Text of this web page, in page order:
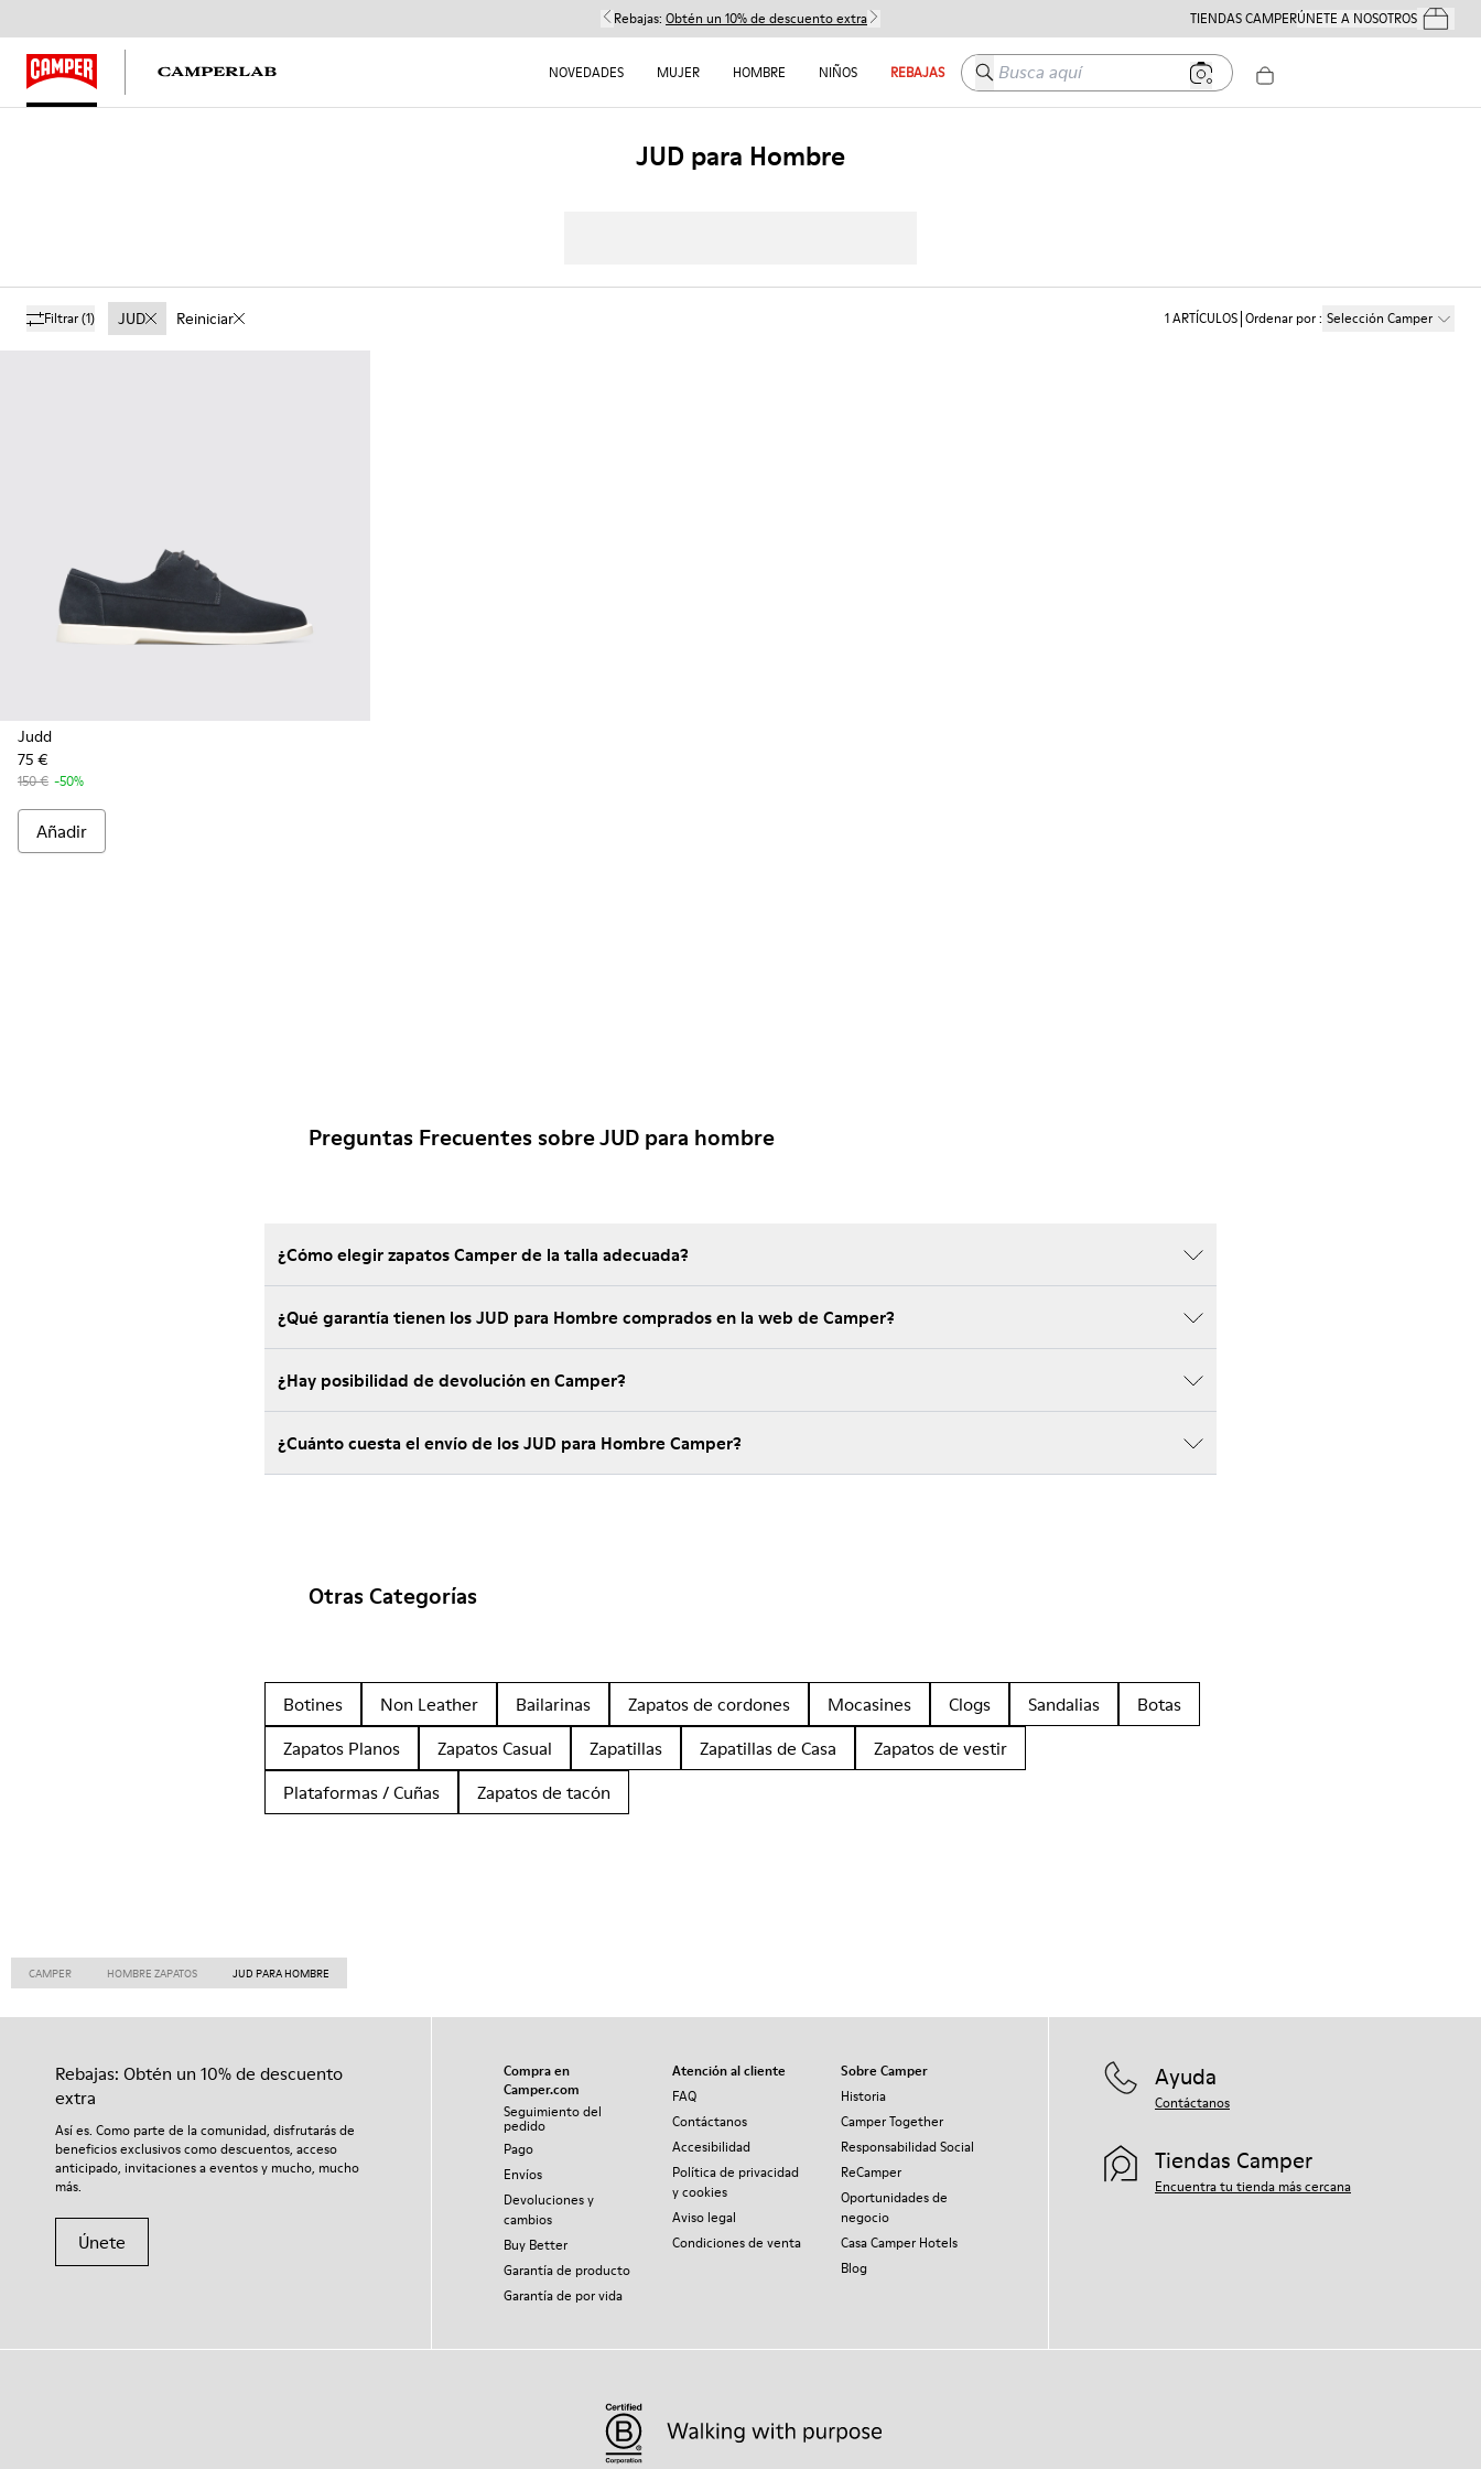
Rebajas: Obtén un 10% de descuento extra TIENDAS CAMPERÚNETE A NOSOTROSTus
NOVEDADES MUJER HOMBRE NIÑOS REBAJAS Busca aquí
JUD para Hombre
Filtrar(1) JUD Reiniciar 1ARTÍCULOS Ordenar por: Selección Camper
Judd
75 €
150 € -50%
Añadir
Preguntas Frecuentes sobre JUD para hombre
¿Cómo elegir zapatos Camper de la talla adecuada?
¿Qué garantía tienen los JUD para Hombre comprados en la web de Camper?
¿Hay posibilidad de devolución en Camper?
¿Cuánto cuesta el envío de los JUD para Hombre Camper?
Otras Categorías
Botines Non Leather Bailarinas Zapatos de cordones Mocasines Clogs Sandalias
Botas
Zapatos Planos
Zapatos Casual Zapatillas Zapatillas de Casa
Zapatos de vestir
Plataformas / Cuñas
Zapatos de tacón
CAMPER HOMBRE ZAPATOS JUD PARA HOMBRE
Rebajas: Obtén un 10% de descuento
extra
Así es. Como parte de la comunidad, disfrutarás de
beneficios exclusivos como descuentos, acceso
anticipado, invitaciones a eventos y mucho, mucho
más.
Únete
Compra en
Camper.com
Seguimiento del
pedido
Pago
Envíos
Devoluciones y
cambios
Buy Better
Garantía de producto
Garantía de por vida
Atención al cliente
FAQ
Contáctanos
Accesibilidad
Política de privacidad
y cookies
Aviso legal
Condiciones de venta
Sobre Camper
Historia
Camper Together
Responsabilidad Social
ReCamper
Oportunidades de
negocio
Casa Camper Hotels
Blog
Ayuda
Contáctanos
Tiendas Camper
Encuentra tu tienda más cercana